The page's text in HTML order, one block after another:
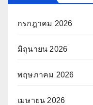
กรกฎาคม 2026
มิถุนายน 2026
พฤษภาคม 2026
เมษายน 2026